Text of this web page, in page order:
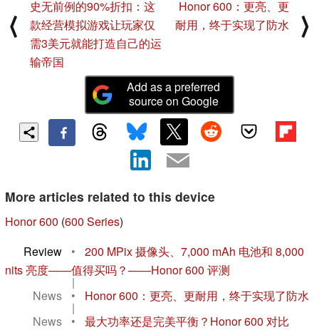
⟨
史无前例的90%折扣：这
款经营模拟游戏让玩家仅
需3美元就能打造自己的运
输帝国
Honor 600：更亮、更
耐用，终于实现了防水
⟩
Add as a preferred
source on Google
More articles related to this device
Honor 600 (600 Series)
Review
•
200 MPix 摄像头、7,000 mAh 电池和 8,000
nits 亮度——值得买吗？——Honor 600 评测
|
News
• Honor 600：更亮、更耐用，终于实现了防水
|
News
•
最大功率还是完美平衡？Honor 600 对比